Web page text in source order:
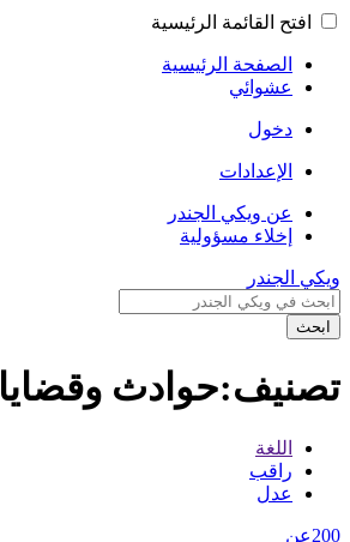
افتح القائمة الرئيسية
الصفحة الرئيسية
عشوائي
دخول
الإعدادات
عن ويكي الجندر
إخلاء مسؤولية
ويكي الجندر
ابحث
تصنيف:حوادث وقضايا
اللغة
راقب
عدل
200عن